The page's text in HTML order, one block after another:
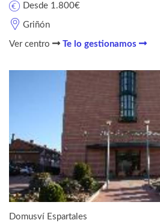
Griñón
Desde 1.800€
Ver centro Te lo gestionamos
Domusví Espartales